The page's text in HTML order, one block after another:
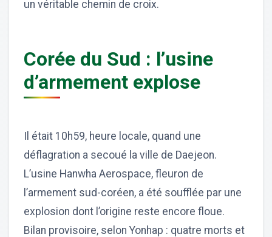
un véritable chemin de croix.
Corée du Sud : l’usine
d’armement explose
Il était 10h59, heure locale, quand une
déflagration a secoué la ville de Daejeon.
L’usine Hanwha Aerospace, fleuron de
l’armement sud-coréen, a été soufflée par une
explosion dont l’origine reste encore floue.
Bilan provisoire, selon Yonhap : quatre morts et